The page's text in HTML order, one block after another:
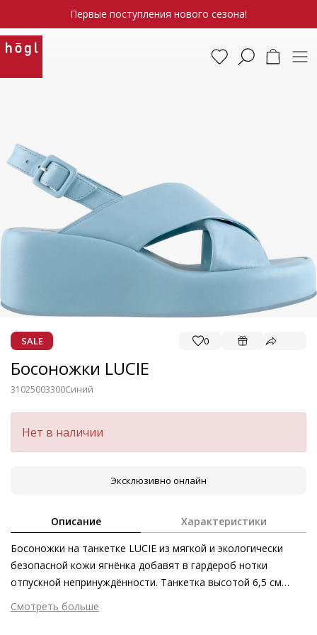
Первые поступления нового сезона!
SALE 0
Босоножки LUCIE
31025003300Синий
Нет в наличии
Эксклюзивно онлайн
Описание Характеристики
Босоножки на танкетке LUCIE из мягкой и экологически
безопасной кожи ягнёнка добавят в гардероб нотки
отпускной непринуждённости. Танкетка высотой 6,5 см
великолепно сочетается с укороченными брюками,
шортами и платьями, а о безупречном комфорте даже в
Смотреть больше